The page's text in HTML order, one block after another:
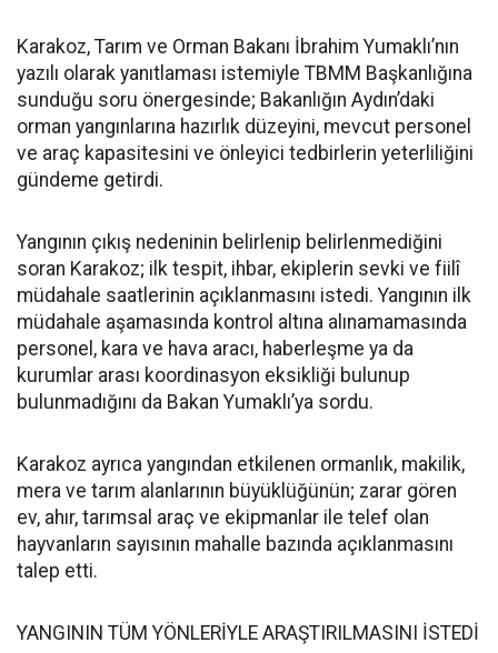
Karakoz, Tarım ve Orman Bakanı İbrahim Yumaklı’nın
yazılı olarak yanıtlaması istemiyle TBMM Başkanlığına
sunduğu soru önergesinde; Bakanlığın Aydın’daki
orman yangınlarına hazırlık düzeyini, mevcut personel
ve araç kapasitesini ve önleyici tedbirlerin yeterliliğini
gündeme getirdi.
Yangının çıkış nedeninin belirlenip belirlenmediğini
soran Karakoz; ilk tespit, ihbar, ekiplerin sevki ve fiilî
müdahale saatlerinin açıklanmasını istedi. Yangının ilk
müdahale aşamasında kontrol altına alınamamasında
personel, kara ve hava aracı, haberleşme ya da
kurumlar arası koordinasyon eksikliği bulunup
bulunmadığını da Bakan Yumaklı’ya sordu.
Karakoz ayrıca yangından etkilenen ormanlık, makilik,
mera ve tarım alanlarının büyüklüğünün; zarar gören
ev, ahır, tarımsal araç ve ekipmanlar ile telef olan
hayvanların sayısının mahalle bazında açıklanmasını
talep etti.
YANGININ TÜM YÖNLERİYLE ARAŞTIRILMASINI İSTEDİ